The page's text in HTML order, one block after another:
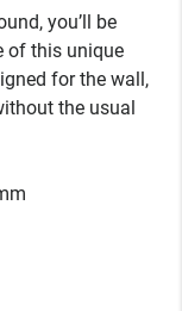
you’ll be
of this unique
for the wall,
the usual